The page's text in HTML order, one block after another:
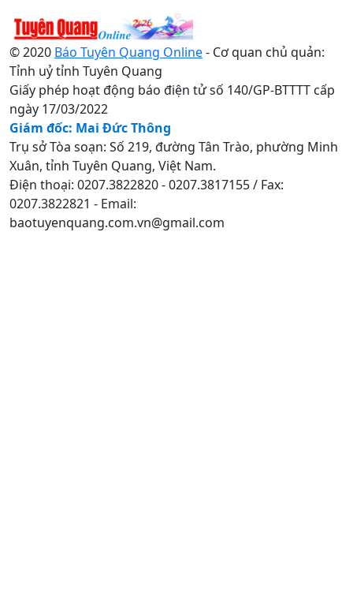
© 2020 Báo Tuyên Quang Online- Cơ quan chủ quản:
Tỉnh uỷ tỉnh Tuyên Quang
Giấy phép hoạt động báo điện tử số 140/GP-BTTTT cấp
ngày 17/03/2022
Giám đốc: Mai Đức Thông
Trụ sở Tòa soạn: Số 219, đường Tân Trào, phường Minh
Xuân, tỉnh Tuyên Quang, Việt Nam.
Điện thoại: 0207.3822820 - 0207.3817155 / Fax:
0207.3822821 - Email:
baotuyenquang.com.vn@gmail.com